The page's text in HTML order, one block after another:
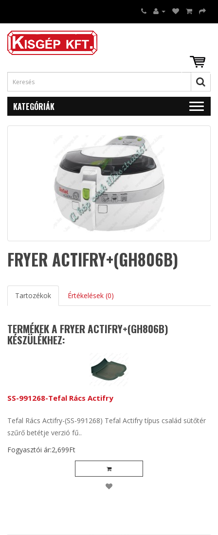
KATEGÓRIÁK
FRYER ACTIFRY+(GH806B)
Tartozékok Értékelések (0)
TERMÉKEK A FRYER ACTIFRY+(GH806B)
KÉSZÜLÉKHEZ:
SS-991268-Tefal Rács Actifry
Tefal Rács Actifry-(SS-991268) Tefal Actifry típus család sütőtér
szűrő betétje verzió fű..
Fogyasztói ár:2,699Ft